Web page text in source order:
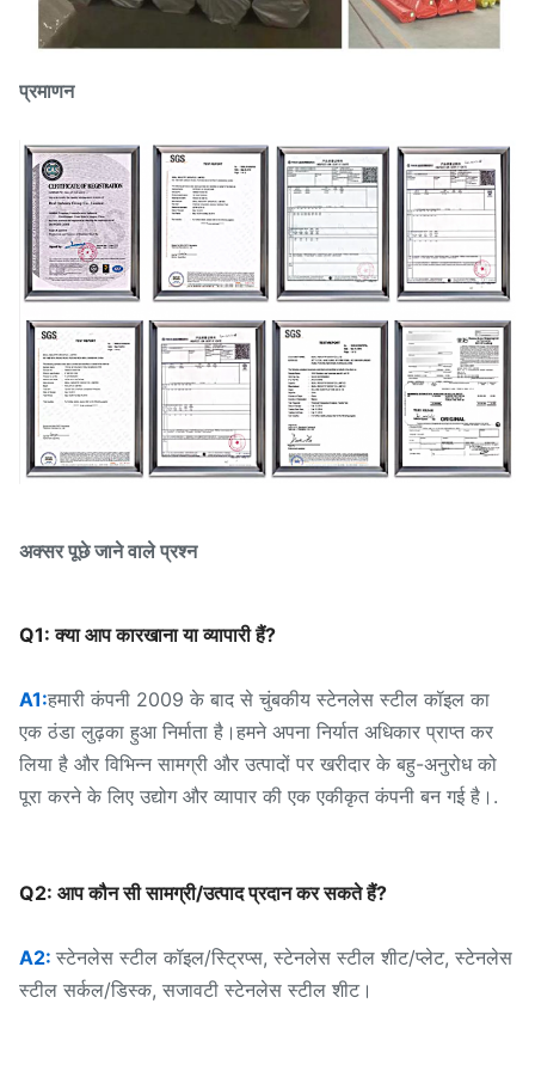
प्रमाणन
अक्सर पूछे जाने वाले प्रश्न
Q1: क्या आप कारखाना या व्यापारी हैं?
A1:हमारी कंपनी 2009 के बाद से चुंबकीय स्टेनलेस स्टील कॉइल का
एक ठंडा लुढ़का हुआ निर्माता है।हमने अपना निर्यात अधिकार प्राप्त कर
लिया है और विभिन्न सामग्री और उत्पादों पर खरीदार के बहु-अनुरोध को
पूरा करने के लिए उद्योग और व्यापार की एक एकीकृत कंपनी बन गई है।.
Q2: आप कौन सी सामग्री/उत्पाद प्रदान कर सकते हैं?
A2: स्टेनलेस स्टील कॉइल/स्ट्रिप्स, स्टेनलेस स्टील शीट/प्लेट, स्टेनलेस
स्टील सर्कल/डिस्क, सजावटी स्टेनलेस स्टील शीट।